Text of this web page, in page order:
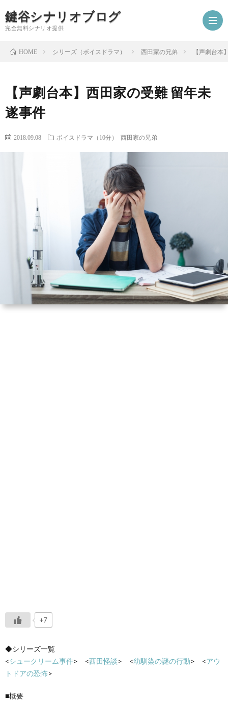
鍵谷シナリオブログ
完全無料シナリオ提供
供
（規
頼
オ
（脚
HOME シリーズ（ボイスドラマ） 西田家の兄弟 【声劇台本
【声劇台本】西田家の受難 留年未
遂事件
2018.09.08 ボイスドラマ（10分） 西田家の兄弟
+7
◆シリーズ一覧
<シュークリーム事件> <西田怪談> <幼馴染の謎の行動> <アウ
トドアの恐怖>
■概要